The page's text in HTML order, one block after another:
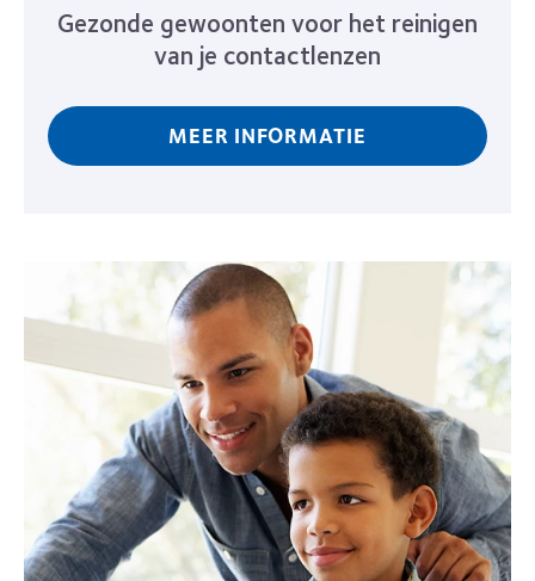
Gezonde gewoonten voor het reinigen
van je contactlenzen
MEER INFORMATIE